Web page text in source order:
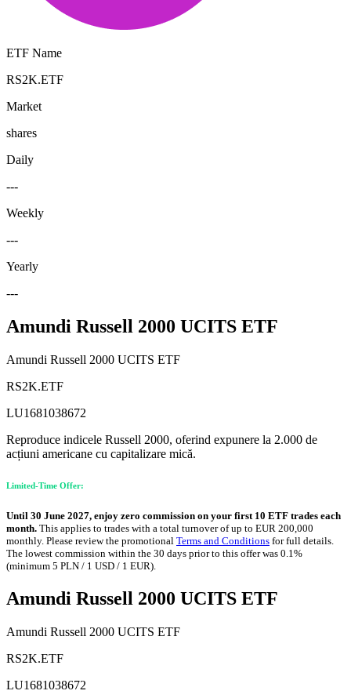
ETF Name
RS2K.ETF
Market
shares
Daily
---
Weekly
---
Yearly
---
Amundi Russell 2000 UCITS ETF
Amundi Russell 2000 UCITS ETF
RS2K.ETF
LU1681038672
Reproduce indicele Russell 2000, oferind expunere la 2.000 de
acțiuni americane cu capitalizare mică.
Limited-Time Offer:
Until 30 June 2027, enjoy zero commission on your first 10 ETF trades each
month. This applies to trades with a total turnover of up to EUR 200,000
monthly. Please review the promotional Terms and Conditions for full details.
The lowest commission within the 30 days prior to this offer was 0.1%
(minimum 5 PLN / 1 USD / 1 EUR).
Amundi Russell 2000 UCITS ETF
Amundi Russell 2000 UCITS ETF
RS2K.ETF
LU1681038672